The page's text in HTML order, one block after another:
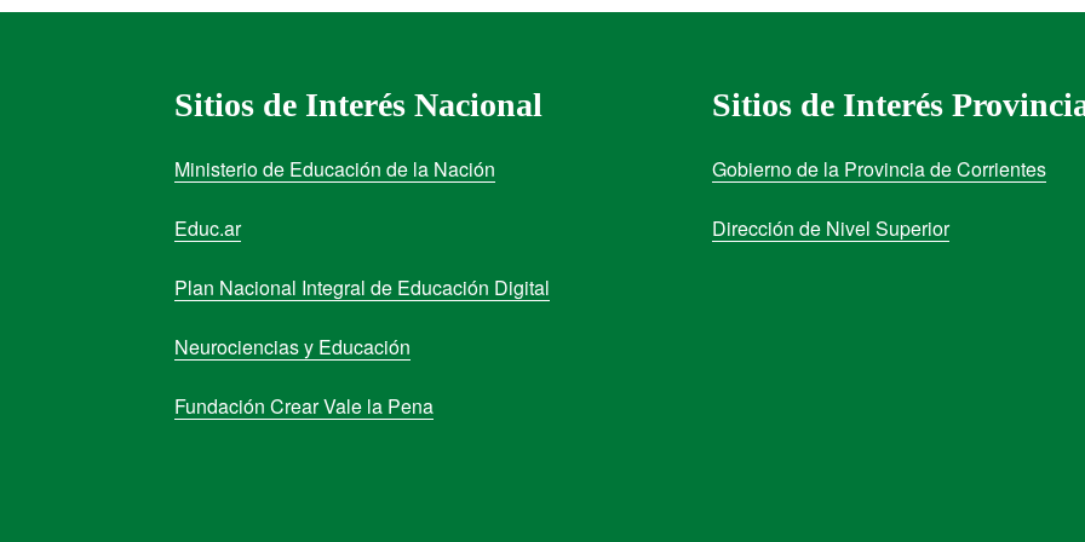
Sitios de Interés Nacional
Ministerio de Educación de la Nación
Educ.ar
Plan Nacional Integral de Educación Digital
Neurociencias y Educación
Fundación Crear Vale la Pena
Sitios de Interés
Gobierno de la Provincia de Corrientes
Dirección de Nivel Superior